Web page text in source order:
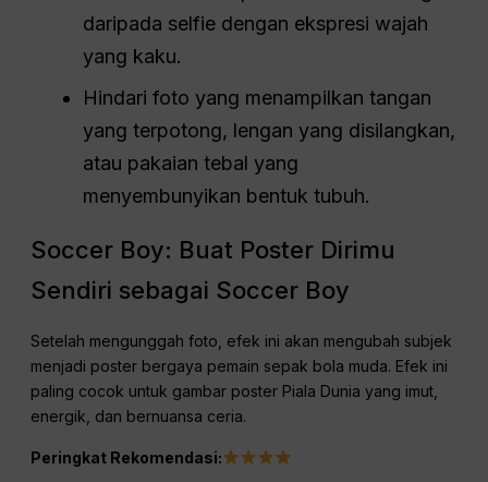
daripada selfie dengan ekspresi wajah
yang kaku.
Hindari foto yang menampilkan tangan
yang terpotong, lengan yang disilangkan,
atau pakaian tebal yang
menyembunyikan bentuk tubuh.
Soccer Boy: Buat Poster Dirimu
Sendiri sebagai Soccer Boy
Setelah mengunggah foto, efek ini akan mengubah subjek
menjadi poster bergaya pemain sepak bola muda. Efek ini
paling cocok untuk gambar poster Piala Dunia yang imut,
energik, dan bernuansa ceria.
Peringkat Rekomendasi: